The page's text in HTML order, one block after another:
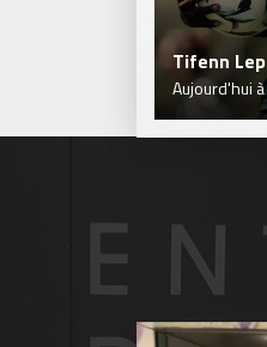
Tifenn
Aujourd'hui